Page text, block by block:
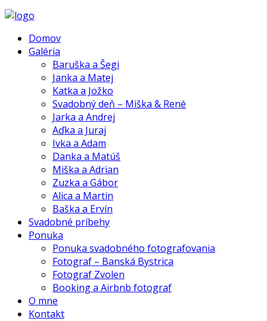
Domov
Galéria
Baruška a Šegi
Janka a Matej
Katka a Jožko
Svadobný deň – Miška & René
Jarka a Andrej
Aďka a Juraj
Ivka a Adam
Danka a Matúš
Miška a Adrian
Zuzka a Gábor
Alica a Martin
Baška a Ervín
Svadobné príbehy
Ponuka
Ponuka svadobného fotografovania
Fotograf – Banská Bystrica
Fotograf Zvolen
Booking a Airbnb fotograf
O mne
Kontakt